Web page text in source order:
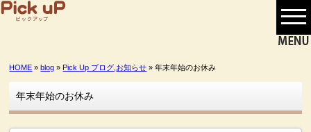
HOME »blog »Pick Up ブログ お知らせ » 年末年始のお休み
年末年始のお休み